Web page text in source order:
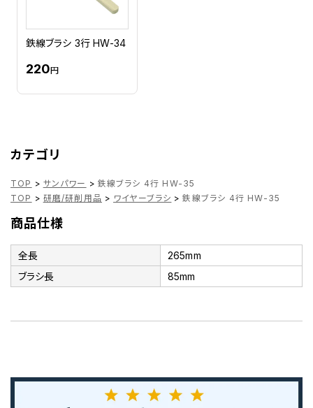
鉄線ブラシ 3行 HW-34
220円
カテゴリ
TOP > サンパワー > 鉄線ブラシ 4行 HW-35
TOP > 研磨/研削用品 > ワイヤーブラシ > 鉄線ブラシ 4行 HW-35
商品仕様
全長
265mm
ブラシ長
85mm